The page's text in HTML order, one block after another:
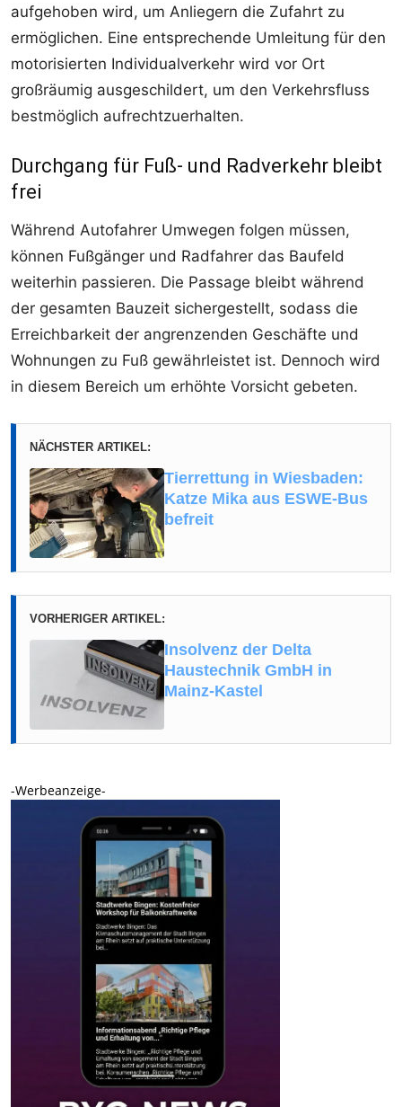
aufgehoben wird, um Anliegern die Zufahrt zu
ermöglichen. Eine entsprechende Umleitung für den
motorisierten Individualverkehr wird vor Ort
großräumig ausgeschildert, um den Verkehrsfluss
bestmöglich aufrechtzuerhalten.
Durchgang für Fuß- und Radverkehr bleibt
frei
Während Autofahrer Umwegen folgen müssen,
können Fußgänger und Radfahrer das Baufeld
weiterhin passieren. Die Passage bleibt während
der gesamten Bauzeit sichergestellt, sodass die
Erreichbarkeit der angrenzenden Geschäfte und
Wohnungen zu Fuß gewährleistet ist. Dennoch wird
in diesem Bereich um erhöhte Vorsicht gebeten.
NÄCHSTER ARTIKEL:
Tierrettung in Wiesbaden:
Katze Mika aus ESWE-Bus
befreit
VORHERIGER ARTIKEL:
Insolvenz der Delta
Haustechnik GmbH in
Mainz-Kastel
-Werbeanzeige-